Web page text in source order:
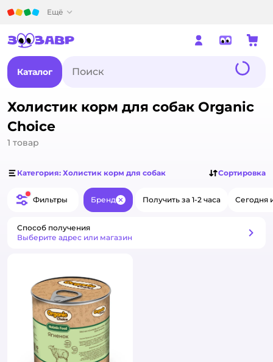
Ещё
Каталог
Холистик корм для собак Organic
Сhoice
1 товар
Категория: Холистик корм для собак Сортировка
Фильтры Бренд ЗакрытьПолучить за 1-2 часа Сегодня
Способ получения
Выберите адрес или магазин